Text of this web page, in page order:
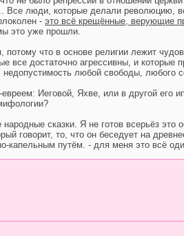
Все люди, которые делали революцию,
- это всё крещённые, верующие
это уже прошли.
потому что в основе религии лежит
все достаточно агрессивны, и
любой свободы, любого
Иеговой, Яхве, или в другой его
сказки. Я не готов всерьёз
говорит, то, что он беседует на
капельным путём. - для меня это всё